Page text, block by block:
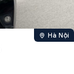
Hà Nội